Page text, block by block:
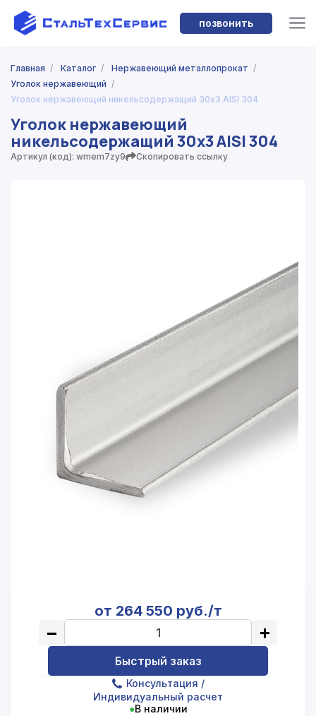
позвонить
Главная / Каталог / Нержавеющий металлопрокат /
Уголок нержавеющий /
Уголок нержавеющий никельсодержащий 30x3 AISI 304
Уголок нержавеющий
никельсодержащий 30x3 AISI 304
Артикул (код): wmem7zy9 Скопировать ссылку
от 264 550 руб./т
− +
Быстрый заказ
Консультация /
Индивидуальный расчет
●В наличии